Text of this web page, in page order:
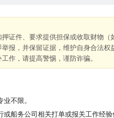
证件、要求提供担保或收取财物
报，并保留证据，维护自身合法权
作，请提高警惕，谨防诈骗。
不限。
或船务公司相关打单或报关工作经验